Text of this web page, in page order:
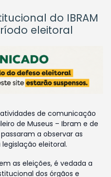
do IBRAM
eleitoral
de comunicação
de Museus – Ibram e de
a observar as
eleitoral.
as eleições, é vedada a
dos órgãos e